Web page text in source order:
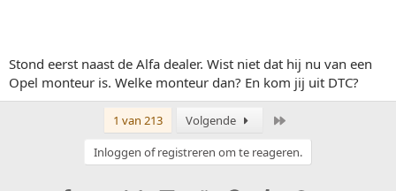
Stond eerst naast de Alfa dealer. Wist niet dat hij nu van een
Opel monteur is. Welke monteur dan? En kom jij uit DTC?
1 van 213 Volgende
Inloggen of registreren om te reageren.